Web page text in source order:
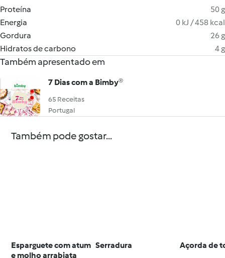
Proteína
50 g
Energia
0 kJ / 458 kcal
Gordura
26 g
Hidratos de carbono
4 g
Também apresentado em
7 Dias com a Bimby®
65 Receitas
Portugal
Também pode gostar...
Esparguete com atum
e molho arrabiata
Serradura Açorda de